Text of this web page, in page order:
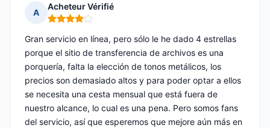
A
Acheteur Vérifié
Nota: 4 de 5
Gran servicio en línea, pero sólo le he dado 4 estrellas
porque el sitio de transferencia de archivos es una
porquería, falta la elección de tonos metálicos, los
precios son demasiado altos y para poder optar a ellos
se necesita una cesta mensual que está fuera de
nuestro alcance, lo cual es una pena. Pero somos fans
del servicio, así que esperemos que mejore aún más en